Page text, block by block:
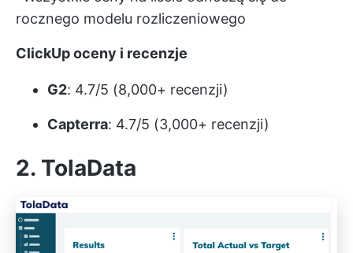
rocznego modelu rozliczeniowego
ClickUp oceny i recenzje
G2: 4.7/5 (8,000+ recenzji)
Capterra: 4.7/5 (3,000+ recenzji)
2. TolaData